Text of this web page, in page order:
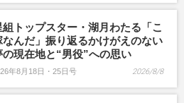
組トップスター・湖月わたる「こ
なんだ」振り返るかけがえのない
の現在地と“男役”への思い
年8月18日・25日号 2026/8/8